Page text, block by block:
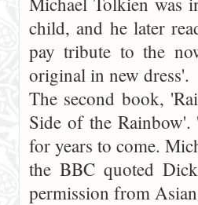
child, and he later
pay tribute to the
original in new dress'.
The second book,
Side of the
for years to come.
the BBC quoted
permission from